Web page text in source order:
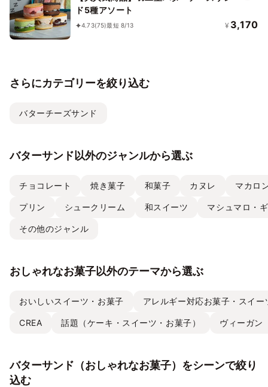
ド5種アソート
4.73(75)最短 8/13 ¥ 3,170
さらにカテゴリーを絞り込む
バターチーズサンド
バターサンド以外のジャンルから選ぶ
チョコレート 焼き菓子 和菓子 カヌレ マカロ
プリン シュークリーム 和スイーツ マシュマロ・
その他のジャンル
おしゃれなお菓子以外のテーマから選ぶ
おいしいスイーツ・お菓子 アレルギー対応お菓子・スイー
CREA 話題（ケーキ・スイーツ・お菓子） ヴィーガン
バターサンド（おしゃれなお菓子）をシーンで絞り
込む